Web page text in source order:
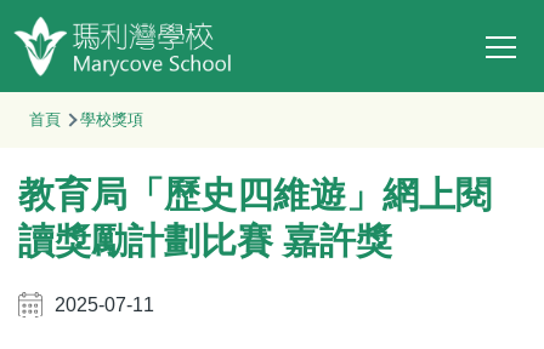
移至主內容
導
連
結
首頁 學校獎項
教育局「歷史四維遊」網上閱
讀獎勵計劃比賽 嘉許獎
2025-07-11